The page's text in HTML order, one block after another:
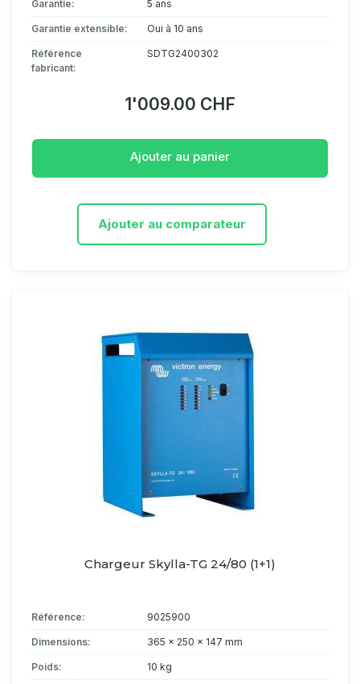
Garantie: 5 ans
Garantie extensible: Oui à 10 ans
Référence
fabricant:
SDTG2400302
1'009.00 CHF
Ajouter au panier
Ajouter au comparateur
Chargeur Skylla-TG 24/80 (1+1)
Référence: 9025900
Dimensions: 365 x 250 x 147 mm
Poids: 10 kg